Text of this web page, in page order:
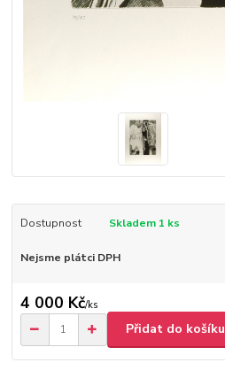
Dostupnost Skladem 1 ks
Nejsme plátci DPH
4 000 Kč/ks
Přidat do košíku